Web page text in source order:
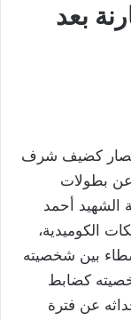
بعد
نصار كضيف شرف
عن بطولات
الشهيد أحمد
الكوميدية،
بين شخصيته
كضابط
عن فترة